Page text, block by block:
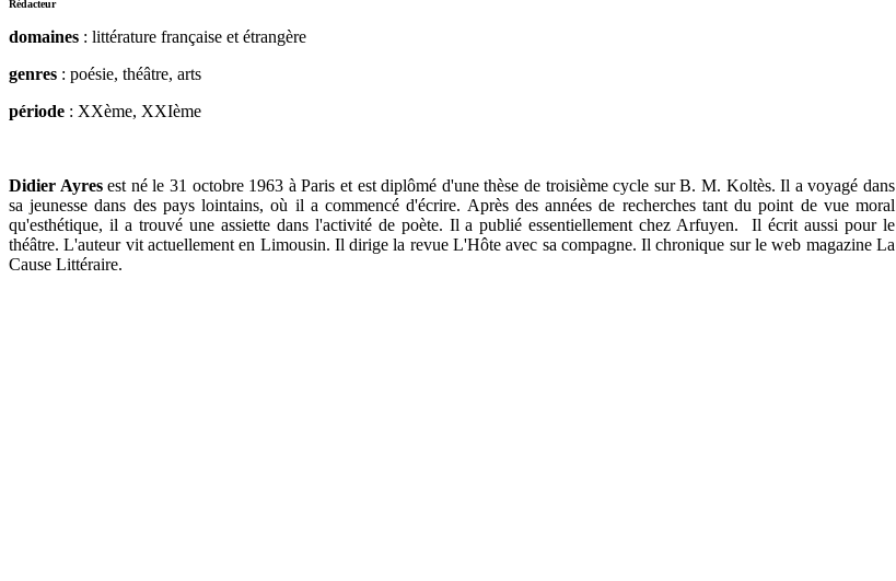
Rédacteur
domaines : littérature française et étrangère
genres : poésie, théâtre, arts
période : XXème, XXIème
Didier Ayresest né le 31 octobre 1963 à Paris et est diplômé d'une thèse de troisième cycle sur B. M. Koltès. Il a voyagé dans
sa jeunesse dans des pays lointains, où il a commencé d'écrire. Après des années de recherches tant du point de vue moral
qu'esthétique, il a trouvé une assiette dans l'activité de poète. Il a publié essentiellement chez Arfuyen. Il écrit aussi pour le
théâtre. L'auteur vit actuellement en Limousin. Il dirige la revue L'Hôte avec sa compagne. Il chronique sur le web magazine La
Cause Littéraire.